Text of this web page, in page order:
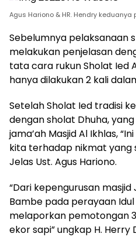
Agus Hariono & HR. Hendry keduanya
Sebelumnya pelaksanaan
melakukan penjelasan
tata cara rukun Sholat Ied
hanya dilakukan 2 kali
Setelah Sholat Ied tradisi
dengan sholat Dhuha,
jama’ah Masjid Al Ikhlas,
kita terhadap nikmat yang
Jelas Ust. Agus Hariono.
“Dari kepengurusan masjid
Bambe pada perayaan
melaporkan pemotongan
ekor sapi” ungkap H. Herry